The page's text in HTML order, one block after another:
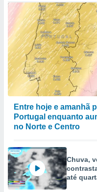
Entre hoje e amanhã
Portugal enquanto
no Norte e Centro
Chuva,
até